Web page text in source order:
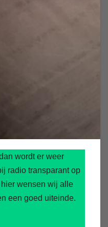
wordt er weer
radio transparant op
wensen wij alle
een goed uiteinde.